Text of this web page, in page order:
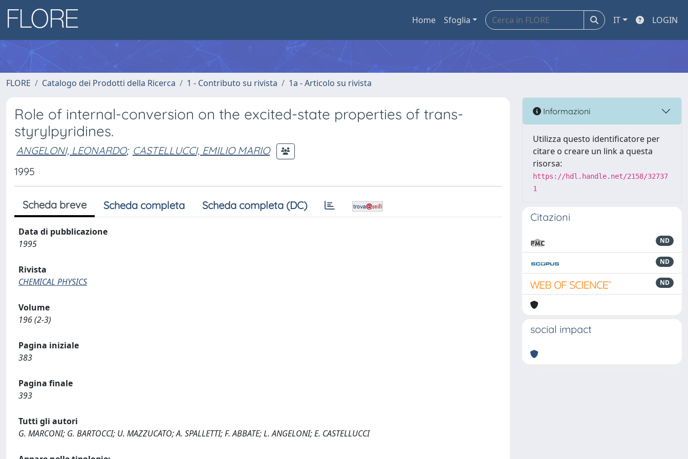
Home Sfoglia IT LOGIN
FLORE Catalogo dei Prodotti della Ricerca 1 - Contributo su rivista 1a - Articolo su rivista
Role of internal-conversion on the excited-state properties of trans-
styrylpyridines.
ANGELONI, LEONARDO; CASTELLUCCI, EMILIO MARIO
1995
Scheda breve Scheda completa Scheda completa (DC)
Data di pubblicazione
1995
Rivista
CHEMICAL PHYSICS
Volume
196 (2-3)
Pagina iniziale
383
Pagina finale
393
Tutti gli autori
G. MARCONI; G. BARTOCCI; U. MAZZUCATO; A. SPALLETTI; F. ABBATE; L. ANGELONI; E. CASTELLUCCI
Informazioni
Utilizza questo identificatore per
citare o creare un link a questa
risorsa:
https://hdl.handle.net/2158/32737
1
Citazioni
ND
ND
ND
social impact